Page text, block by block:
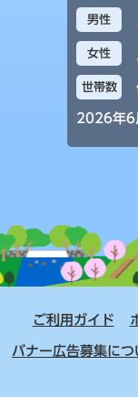
男性
女性
世帯数
2026年6
ご利用ガイド
バナー広告募集につ